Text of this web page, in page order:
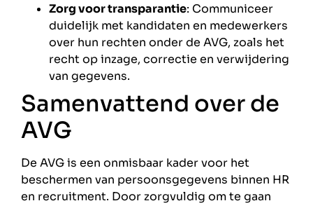
Zorg voor transparantie: Communiceer
duidelijk met kandidaten en medewerkers
over hun rechten onder de AVG, zoals het
recht op inzage, correctie en verwijdering
van gegevens.
Samenvattend over de
AVG
De AVG is een onmisbaar kader voor het
beschermen van persoonsgegevens binnen HR
en recruitment. Door zorgvuldig om te gaan